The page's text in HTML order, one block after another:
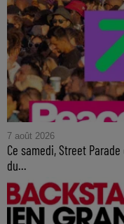
7 août 2026
Ce samedi, Street
du...